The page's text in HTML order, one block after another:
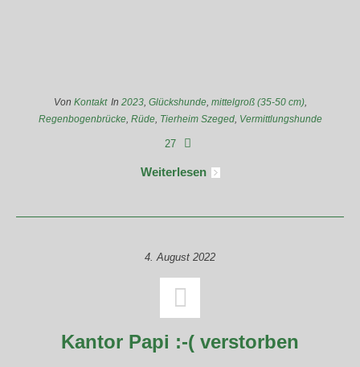
Von Kontakt In 2023, Glückshunde, mittelgroß (35-50 cm),
Regenbogenbrücke, Rüde, Tierheim Szeged, Vermittlungshunde
27
Weiterlesen
4. August 2022
Kantor Papi :-( verstorben